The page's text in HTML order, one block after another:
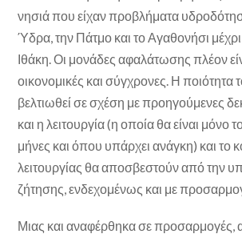
νησιά που είχαν προβλήματα
Ύδρα, την Πάτμο και το Αγαθονήσι μέχρι
Ιθάκη. Οι μονάδες αφαλάτωσης πλέον
οικονομικές και σύγχρονες. Η ποιότητα
βελτιωθεί σε σχέση με προηγούμενες
και η λειτουργία (η οποία θα είναι μόνο
μήνες και όπου υπάρχει ανάγκη) και το
λειτουργίας θα αποσβεστούν από την
ζήτησης, ενδεχομένως και με
Μιας και αναφέρθηκα σε